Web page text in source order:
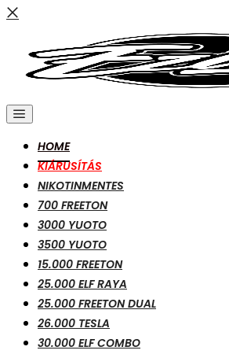
HOME
KIÁRUSÍTÁS
NIKOTINMENTES
700 FREETON
3000 YUOTO
3500 YUOTO
15.000 FREETON
25.000 ELF RAYA
25.000 FREETON DUAL
26.000 TESLA
30.000 ELF COMBO